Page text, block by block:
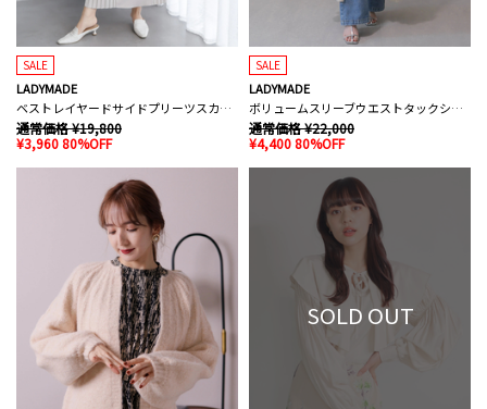
SALE
LADYMADE
ベストレイヤードサイドプリーツスカート
通常価格 ¥19,800
¥3,960 80%OFF
SALE
LADYMADE
ボリュームスリーブウエストタックシャツワンピース
通常価格 ¥22,000
¥4,400 80%OFF
SOLD OUT